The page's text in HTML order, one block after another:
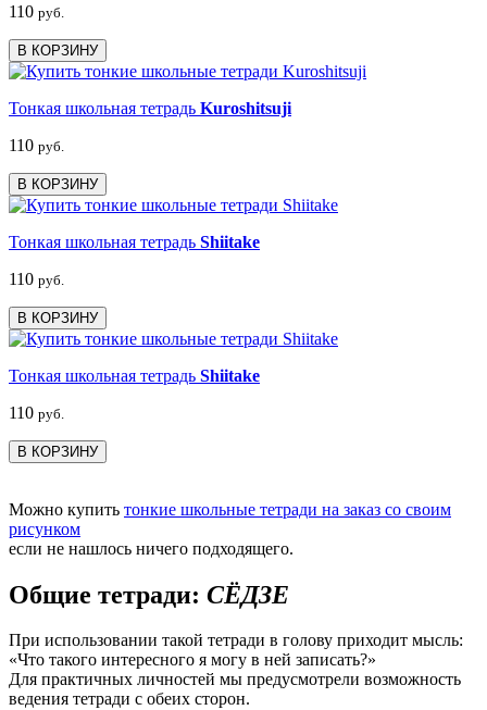
110 руб.
В КОРЗИНУ
Тонкая школьная тетрадь Kuroshitsuji
110 руб.
В КОРЗИНУ
Тонкая школьная тетрадь Shiitake
110 руб.
В КОРЗИНУ
Тонкая школьная тетрадь Shiitake
110 руб.
В КОРЗИНУ
Можно купить тонкие школьные тетради на заказ со своим
рисунком
если не нашлось ничего подходящего.
Общие тетради: СЁДЗЕ
При использовании такой тетради в голову приходит мысль:
«Что такого интересного я могу в ней записать?»
Для практичных личностей мы предусмотрели возможность
ведения тетради с обеих сторон.